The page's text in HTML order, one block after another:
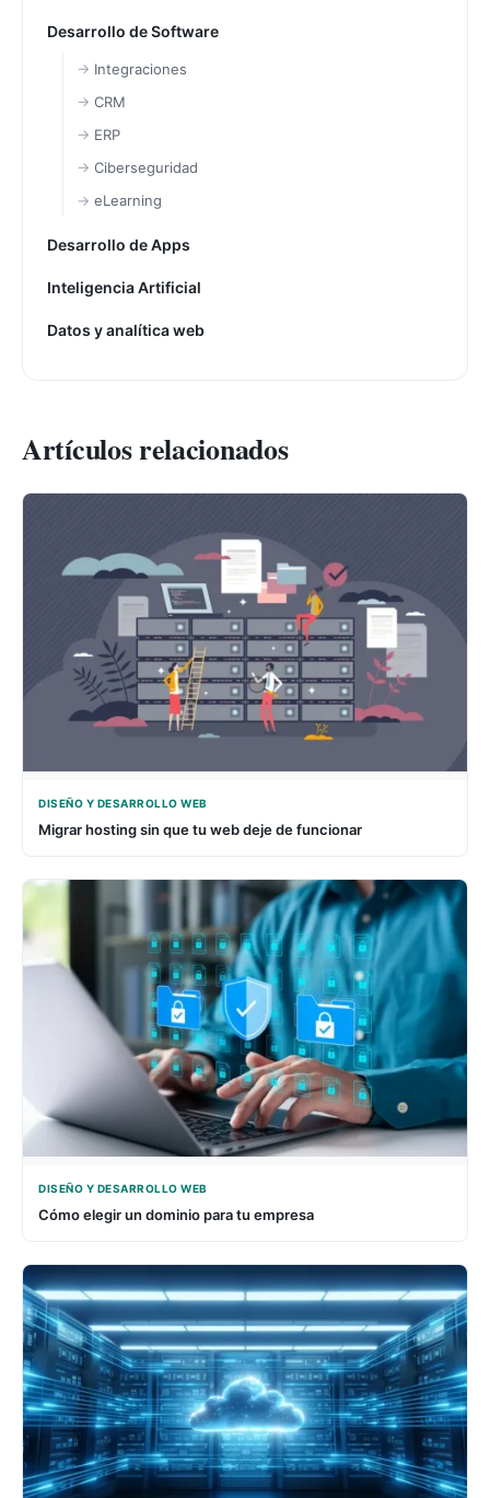
Desarrollo de Software
Integraciones
CRM
ERP
Ciberseguridad
eLearning
Desarrollo de Apps
Inteligencia Artificial
Datos y analítica web
Artículos relacionados
DISEÑO Y DESARROLLO WEB
Migrar hosting sin que tu web deje de funcionar
DISEÑO Y DESARROLLO WEB
Cómo elegir un dominio para tu empresa